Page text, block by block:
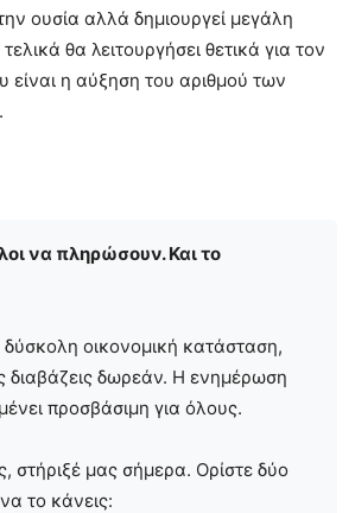
ουσία αλλά δημιουργεί μεγάλη
θα λειτουργήσει θετικά για τον
η αύξηση του αριθμού των
να πληρώσουν. Και το
δύσκολη οικονομική κατάσταση,
διαβάζεις δωρεάν. Η ενημέρωση
προσβάσιμη για όλους.
στήριξέ μας σήμερα. Ορίστε δύο
το κάνεις: